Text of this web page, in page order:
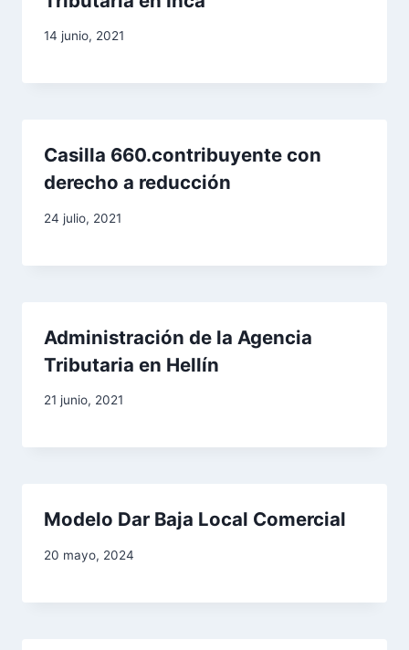
14 junio, 2021
Casilla 660.contribuyente con
derecho a reducción
24 julio, 2021
Administración de la Agencia
Tributaria en Hellín
21 junio, 2021
Modelo Dar Baja Local Comercial
20 mayo, 2024